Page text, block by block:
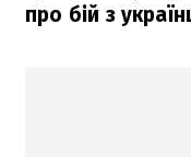
про бій з